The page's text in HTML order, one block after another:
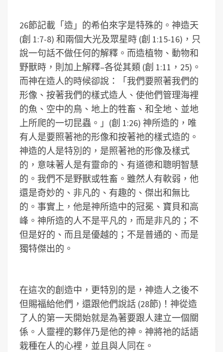
26節記載「造」的希伯來字是特殊的。神造天
(創 1:7-8) 和兩個大光及眾星時 (創 1:15-16)，只
說一句話不做任何的解釋。而造植物、動物和
野獸時，則加上解釋–各從其類 (創 1:11，25)。
而神在造人的時候卻說：「我們要照著我們的
形像、按著我們的樣式造人、使他們管理海裡
的魚、空中的鳥、地上的牲畜、和全地、並地
上所爬的一切昆蟲。」(創 1:26) 神所造的，唯
有人是要照著祂的形像和按著祂的樣式造的。
神造的人是特別的，是照著祂的形像及樣式
的，意味著人是有靈命的、有道德和聰明智慧
的。我們不是野獸或牲畜。雖然人有軟弱，他
還是奇妙的、非凡的、有趣的、傑出和無比
的。事實上，他是神所造中的冠冕、寶貝和高
峰。神所造的人不是平凡的，而是非凡的；不
但是好的、而且是優越的；不是普通的、而是
獨特傑出的。
在這次的創造中，更特別的是，神造人之後不
但賜福給他們，還跟他們說話 (28節)！神從造
了人的第一天開始就是為著要跟人建立一個關
係。人靈裡的夥伴乃是他的神。神將祂的話語
栽種在人的心裡，並且與人同在。